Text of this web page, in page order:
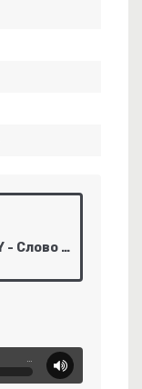
ROBBI, SESHBABY - Слово пацана
…